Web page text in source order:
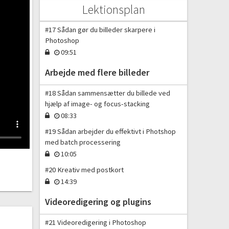
Lektionsplan
#17 Sådan gør du billeder skarpere i
Photoshop
09:51
Arbejde med flere billeder
#18 Sådan sammensætter du billede ved
hjælp af image- og focus-stacking
08:33
#19 Sådan arbejder du effektivt i Photshop
med batch processering
10:05
#20 Kreativ med postkort
14:39
Videoredigering og plugins
#21 Videoredigering i Photoshop